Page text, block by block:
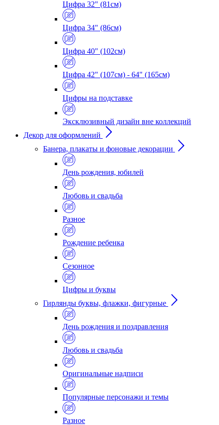
Цифра 32" (81см)
Цифра 34" (86см)
Цифра 40" (102см)
Цифра 42" (107см) - 64" (165см)
Цифры на подставке
Эксклюзивный дизайн вне коллекций
Декор для оформлений
Банера, плакаты и фоновые декорации
День рождения, юбилей
Любовь и свадьба
Разное
Рождение ребенка
Сезонное
Цифры и буквы
Гирлянды буквы, флажки, фигурные
День рождения и поздравления
Любовь и свадьба
Оригинальные надписи
Популярные персонажи и темы
Разное